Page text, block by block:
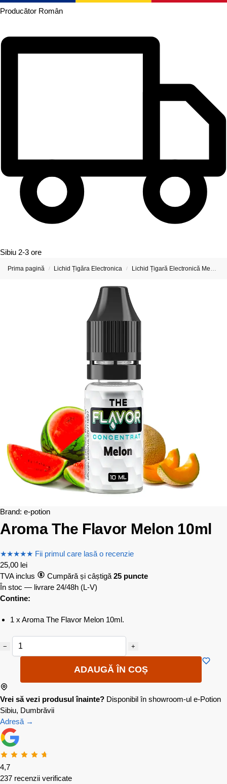
Producător Român
Sibiu 2-3 ore
Prima pagină / Lichid Țigăra Electronica / Lichid Țigară Electronică Mentol – Menthol E-Liquid
Brand: e-potion
Aroma The Flavor Melon 10ml
★★★★★ Fii primul care lasă o recenzie
25,00 lei
TVA inclus
Cumpără și câștigă 25 puncte
În stoc — livrare 24/48h (L-V)
Contine:
1 x Aroma The Flavor Melon 10ml.
− +
ADAUGĂ ÎN COȘ
Vrei să vezi produsul înainte? Disponibil în showroom-ul e-Potion
Sibiu, Dumbrăvii
Adresă →
4,7
237 recenzii verificate